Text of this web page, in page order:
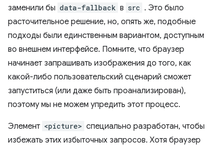
заменили бы data-fallback в src . Это было
расточительное решение, но, опять же, подобные
подходы были единственным вариантом, доступным
во внешнем интерфейсе. Помните, что браузер
начинает запрашивать изображения до того, как
какой-либо пользовательский сценарий сможет
запуститься (или даже быть проанализирован),
поэтому мы не можем упредить этот процесс.
Элемент <picture> специально разработан, чтобы
избежать этих избыточных запросов. Хотя браузер